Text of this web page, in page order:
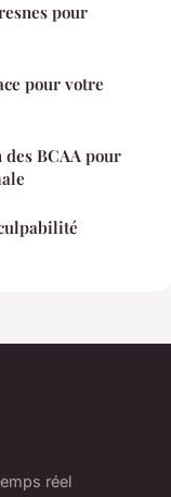
pour
pour votre
BCAA pour
réel